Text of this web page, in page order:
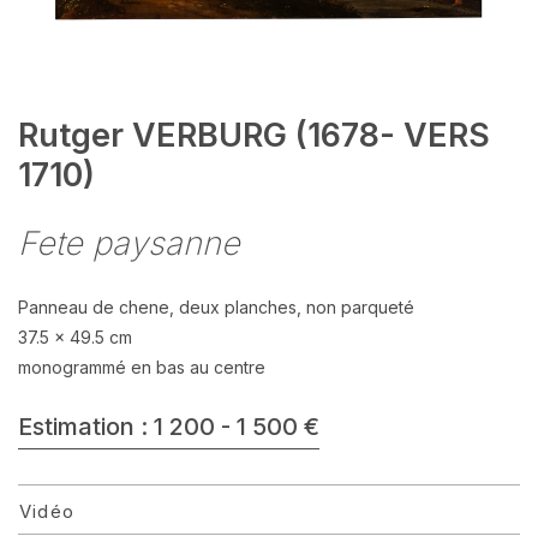
Rutger VERBURG (1678- VERS
1710)
Fete paysanne
Panneau de chene, deux planches, non parqueté
37.5 x 49.5 cm
monogrammé en bas au centre
Estimation : 1 200 - 1 500 €
Vidéo